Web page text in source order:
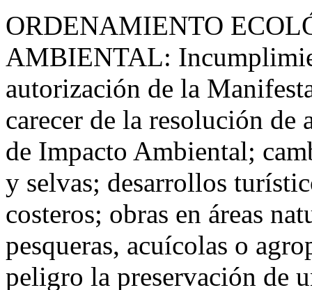
ORDENAMIENTO
AMBIENTAL:
autorización de la
carecer de la resolución
de Impacto Ambiental;
y selvas; desarrollos
costeros; obras en áreas
pesqueras, acuícolas o
peligro la preservación de